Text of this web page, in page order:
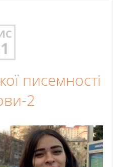
писемності
2